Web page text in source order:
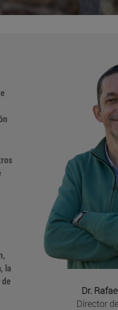
la
Dr.
Director